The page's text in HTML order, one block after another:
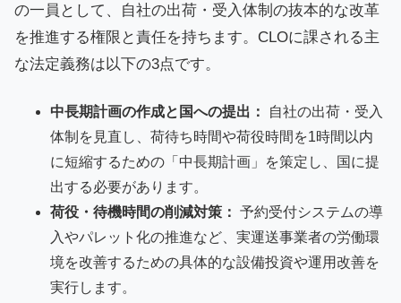
の一員として、自社の出荷・受入体制の抜本的な改革
を推進する権限と責任を持ちます。CLOに課される主
な法定義務は以下の3点です。
中長期計画の作成と国への提出：
自社の出荷・受入
体制を見直し、荷待ち時間や荷役時間を1時間以内
に短縮するための「中長期計画」を策定し、国に提
出する必要があります。
荷役・待機時間の削減対策： 予約受付システムの導
入やパレット化の推進など、実運送事業者の労働環
境を改善するための具体的な設備投資や運用改善を
実行します。